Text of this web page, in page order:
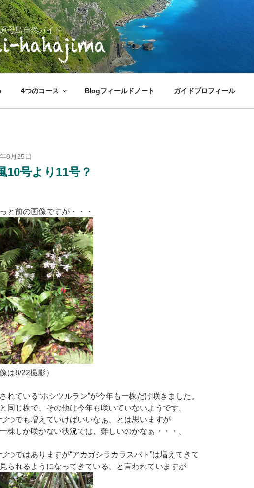
母島自然ガイド
4つのコース Blogフィールドノート ガイドプロフィール
8月25日
10号より11号？
と前の画像ですが・・・
像は8/22撮影）
れている“ホシツルラン”が今年も一株だけ咲きました。
同じ株で、その他は今年も咲いていないようです。
つでも増えていけばいいなぁ、とは思いますが
株しか咲かない状況では、難しいのかなぁ・・・。
つではありますが“アカガシラカラスバト”は増えてきて
られるようになってきている、と言われていますが